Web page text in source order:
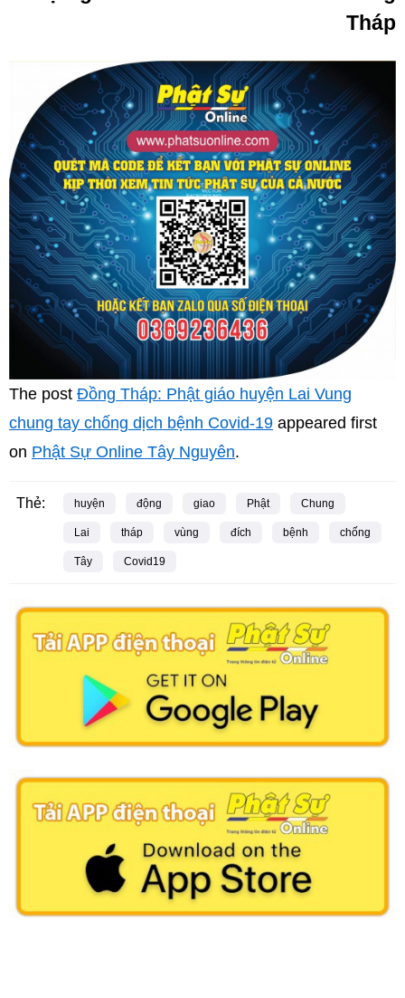
Tháp
The post Đồng Tháp: Phật giáo huyện Lai Vung
chung tay chống dịch bệnh Covid-19 appeared first
on Phật Sự Online Tây Nguyên.
Thẻ: huyện động giao Phật Chung
Lai tháp vùng đích bệnh chống
Tây Covid19